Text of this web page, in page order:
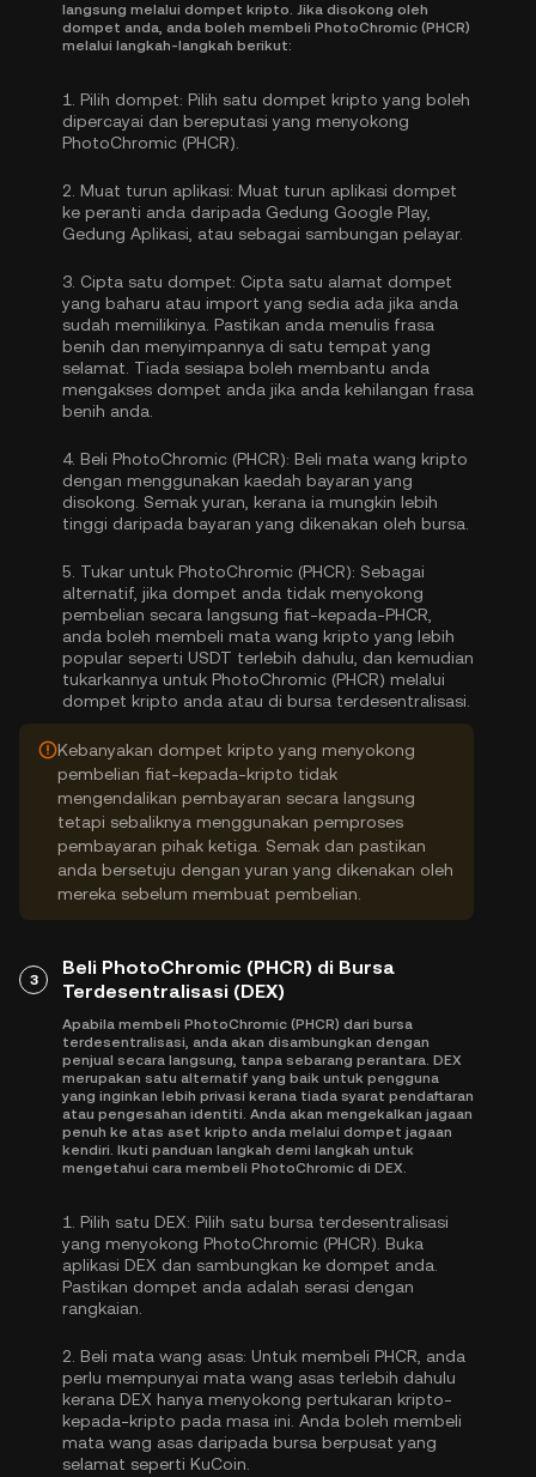
langsung melalui dompet kripto. Jika disokong oleh
dompet anda, anda boleh membeli PhotoChromic (PHCR)
melalui langkah-langkah berikut:
1. Pilih dompet: Pilih satu dompet kripto yang boleh
dipercayai dan bereputasi yang menyokong
PhotoChromic (PHCR).
2. Muat turun aplikasi: Muat turun aplikasi dompet
ke peranti anda daripada Gedung Google Play,
Gedung Aplikasi, atau sebagai sambungan pelayar.
3. Cipta satu dompet: Cipta satu alamat dompet
yang baharu atau import yang sedia ada jika anda
sudah memilikinya. Pastikan anda menulis frasa
benih dan menyimpannya di satu tempat yang
selamat. Tiada sesiapa boleh membantu anda
mengakses dompet anda jika anda kehilangan frasa
benih anda.
4. Beli PhotoChromic (PHCR): Beli mata wang kripto
dengan menggunakan kaedah bayaran yang
disokong. Semak yuran, kerana ia mungkin lebih
tinggi daripada bayaran yang dikenakan oleh bursa.
5. Tukar untuk PhotoChromic (PHCR): Sebagai
alternatif, jika dompet anda tidak menyokong
pembelian secara langsung fiat-kepada-PHCR,
anda boleh membeli mata wang kripto yang lebih
popular seperti USDT terlebih dahulu, dan kemudian
tukarkannya untuk PhotoChromic (PHCR) melalui
dompet kripto anda atau di bursa terdesentralisasi.
Kebanyakan dompet kripto yang menyokong
pembelian fiat-kepada-kripto tidak
mengendalikan pembayaran secara langsung
tetapi sebaliknya menggunakan pemproses
pembayaran pihak ketiga. Semak dan pastikan
anda bersetuju dengan yuran yang dikenakan oleh
mereka sebelum membuat pembelian.
3
Beli PhotoChromic (PHCR) di Bursa
Terdesentralisasi (DEX)
Apabila membeli PhotoChromic (PHCR) dari bursa
terdesentralisasi, anda akan disambungkan dengan
penjual secara langsung, tanpa sebarang perantara. DEX
merupakan satu alternatif yang baik untuk pengguna
yang inginkan lebih privasi kerana tiada syarat pendaftaran
atau pengesahan identiti. Anda akan mengekalkan jagaan
penuh ke atas aset kripto anda melalui dompet jagaan
kendiri. Ikuti panduan langkah demi langkah untuk
mengetahui cara membeli PhotoChromic di DEX.
1. Pilih satu DEX: Pilih satu bursa terdesentralisasi
yang menyokong PhotoChromic (PHCR). Buka
aplikasi DEX dan sambungkan ke dompet anda.
Pastikan dompet anda adalah serasi dengan
rangkaian.
2. Beli mata wang asas: Untuk membeli PHCR, anda
perlu mempunyai mata wang asas terlebih dahulu
kerana DEX hanya menyokong pertukaran kripto-
kepada-kripto pada masa ini. Anda boleh membeli
mata wang asas daripada bursa berpusat yang
selamat seperti KuCoin.